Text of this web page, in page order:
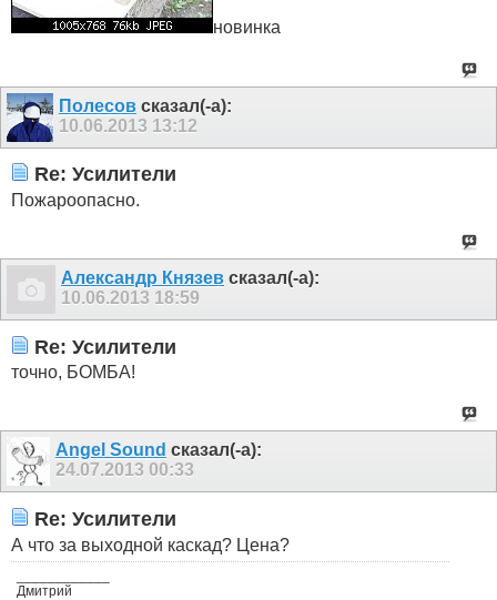
новинка
Полесовсказал(-а):
10.06.2013 13:12
Re: Усилители
Пожароопасно.
Александр Князев сказал(-а):
10.06.2013 18:59
Re: Усилители
точно, БОМБА!
Angel Sound сказал(-а):
24.07.2013 00:33
Re: Усилители
А что за выходной каскад? Цена?
Дмитрий